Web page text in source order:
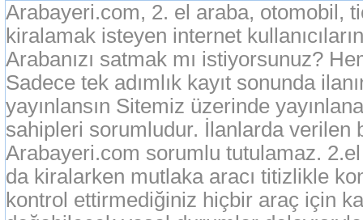
Arabayeri.com, 2. el araba, otomobil,
kiralamak isteyen internet
Arabanızı satmak mı istiyorsunuz?
Sadece tek adımlık kayıt sonunda
yayınlansın Sitemiz üzerinde
sahipleri sorumludur. İlanlarda verilen
Arabayeri.com sorumlu tutulamaz.
da kiralarken mutlaka aracı titizlikle
kontrol ettirmediğiniz hiçbir araç için